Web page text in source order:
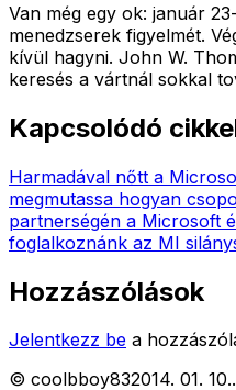
Van még egy ok: január
menedzserek figyelmét.
kívül hagyni. John W.
keresés a vártnál sokkal
Kapcsolódó
Harmadával nőtt a
megmutassa hogyan
partnerségén a Microsoft
foglalkoznánk az MI
Hozzászólások
Jelentkezz be a
© coolbboy832014. 01. 10..